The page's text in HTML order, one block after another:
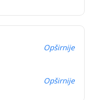
Opširnije
Opširnije